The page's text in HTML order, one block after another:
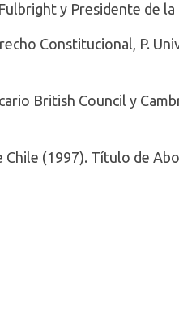
y Presidente de la
Constitucional, P.
British Council y
Chile (1997). Título de